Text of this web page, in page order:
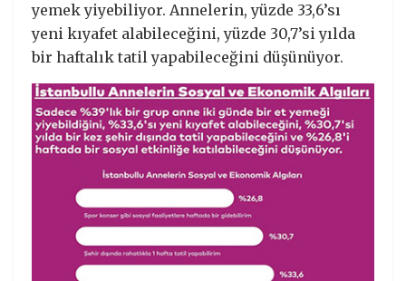
yemek yiyebiliyor. Annelerin, yüzde 33,6’sı
yeni kıyafet alabileceğini, yüzde 30,7’si yılda
bir haftalık tatil yapabileceğini düşünüyor.